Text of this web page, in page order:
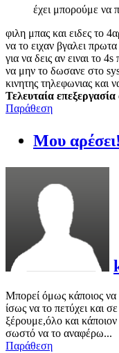
έχει μπορούμε να
φιλη μπας και ειδες το
να το ειχαν βγαλει πρωτα
για να δεις αν ειναι το
να μην το δωσανε στο
κινητης τηλεφωνιας και
Τελευταία
Παράθεση
Μου αρέσει!
Μπορεί όμως κάποιος να
ίσως να το πετύχει και
ξέρουμε,όλο και
σωστό να το αναφέρω...
Παράθεση